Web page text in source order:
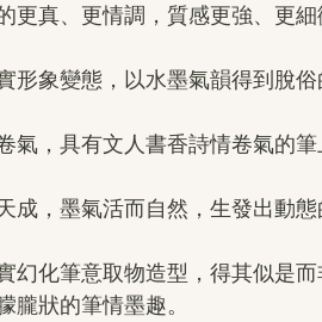
更真、更情調，質感更強、更細
形象變態，以水墨氣韻得到脫俗
氣，具有文人書香詩情卷氣的筆
成，墨氣活而自然，生發出動態
幻化筆意取物造型，得其似是
朧狀的筆情墨趣。